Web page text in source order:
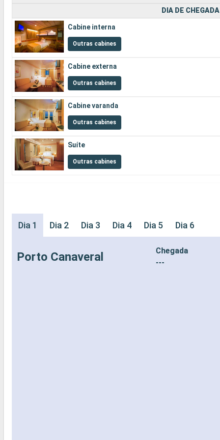
DIA DE CHEGADA
Cabine interna
Outras cabines
Cabine externa
Outras cabines
Cabine varanda
Outras cabines
Suíte
Outras cabines
Dia 1 Dia 2 Dia 3 Dia 4 Dia 5 Dia 6
Porto Canaveral
Chegada
---